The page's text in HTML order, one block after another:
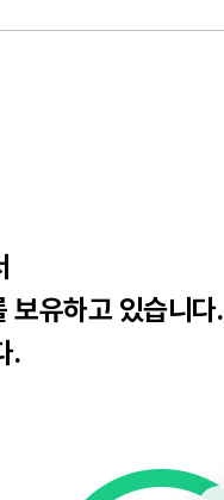
보유하고 있습니다.
.